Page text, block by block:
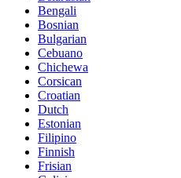
Bengali
Bosnian
Bulgarian
Cebuano
Chichewa
Corsican
Croatian
Dutch
Estonian
Filipino
Finnish
Frisian